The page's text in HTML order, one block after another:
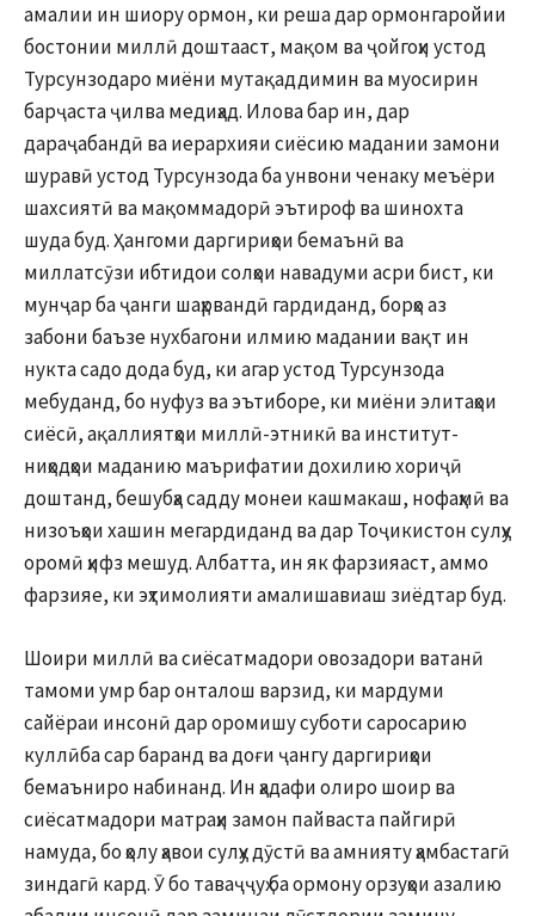
амалии ин шиору ормон, ки реша дар ормонгаройии
бостонии миллӣ доштааст, мақом ва ҷойгоҳи устод
Турсунзодаро миёни мутақаддимин ва муосирин
барҷаста ҷилва медиҳад. Илова бар ин, дар
дараҷабандӣ ва иерархияи сиёсию мадании замони
шуравӣ устод Турсунзода ба унвони ченаку меъёри
шахсиятӣ ва мақоммадорӣ эътироф ва шинохта
шуда буд. Ҳангоми даргириҳои бемаънӣ ва
миллатсӯзи ибтидои солҳои навадуми асри бист, ки
мунҷар ба ҷанги шаҳрвандӣ гардиданд, борҳо аз
забони баъзе нухбагони илмию мадании вақт ин
нукта садо дода буд, ки агар устод Турсунзода
мебуданд, бо нуфуз ва эътиборе, ки миёни элитаҳои
сиёсӣ, ақаллиятҳои миллӣ-этникӣ ва институт-
ниҳодҳои маданию маърифатии дохилию хориҷӣ
доштанд, бешубҳа садду монеи кашмакаш, нофаҳмӣ ва
низоъҳои хашин мегардиданд ва дар Тоҷикистон сулҳу
оромӣ ҳифз мешуд. Албатта, ин як фарзияаст, аммо
фарзияе, ки эҳтимолияти амалишавиаш зиёдтар буд.
Шоири миллӣ ва сиёсатмадори овозадори ватанӣ
тамоми умр бар онталош варзид, ки мардуми
сайёраи инсонӣ дар оромишу суботи саросарию
куллӣба сар баранд ва доғи ҷангу даргириҳои
бемаъниро набинанд. Ин ҳадафи олиро шоир ва
сиёсатмадори матраҳи замон пайваста пайгирӣ
намуда, бо ҳолу ҳавои сулҳу дӯстӣ ва амнияту ҳамбастагӣ
зиндагӣ кард. Ӯ бо таваҷҷуҳ ба ормону орзуҳои азалию